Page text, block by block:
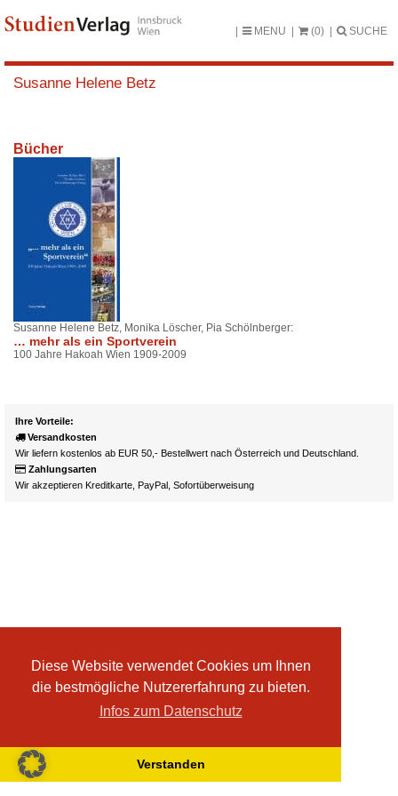
Diese Website verwendet Cookies um Ihnen
die bestmögliche Nutzererfahrung zu bieten.
Infos zum Datenschutz
Verstanden
MENU (0) SUCHE
Susanne Helene Betz
Bücher
Susanne Helene Betz, Monika Löscher, Pia Schölnberger:
… mehr als ein Sportverein
100 Jahre Hakoah Wien 1909-2009
Ihre Vorteile:
Versandkosten
Wir liefern kostenlos ab EUR 50,- Bestellwert nach Österreich und Deutschland.
Zahlungsarten
Wir akzeptieren Kreditkarte, PayPal, Sofortüberweisung